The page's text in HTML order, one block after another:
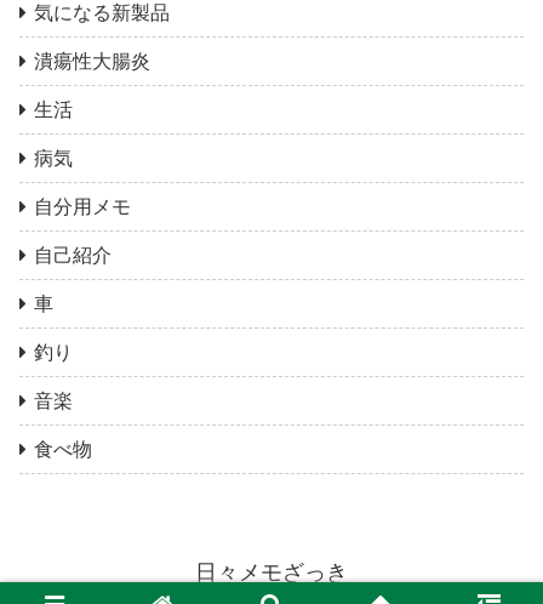
気になる新製品
潰瘍性大腸炎
生活
病気
自分用メモ
自己紹介
車
釣り
音楽
食べ物
日々メモざっき